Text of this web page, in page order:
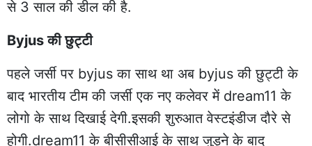
से 3 साल की डील की है.
Byjus की छुट्टी
पहले जर्सी पर byjus का साथ था अब byjus की छुट्टी के
बाद भारतीय टीम की जर्सी एक नए कलेवर में dream11 के
लोगो के साथ दिखाई देगी.इसकी शुरुआत वेस्टइंडीज दौरे से
होगी.dream11 के बीसीसीआई के साथ जुड़ने के बाद